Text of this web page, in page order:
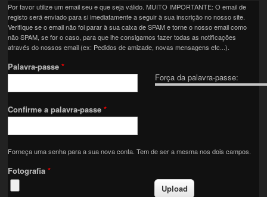
Por favor utilize um email seu e que seja válido. MUITO IMPORTANTE: O email de
registo será enviado para si imediatamente a seguir à sua inscrição no nosso site.
Verifique se o email não foi parar à sua caixa de SPAM e torne o nosso email como
não SPAM, se for o caso, para que lhe consigamos fazer todas as notificações
através do nossos email (ex: Pedidos de amizade, novas mensagens etc...).
Força da palavra-passe:
Palavra-passe*
Confirme a palavra-passe*
Forneça uma senha para a sua nova conta. Tem de ser a mesma nos dois campos.
Fotografia*